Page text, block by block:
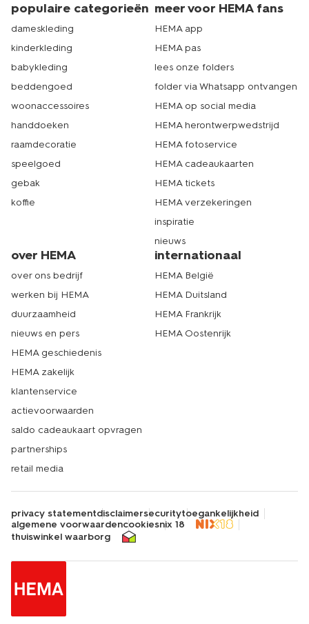
populaire categorieën
dameskleding
kinderkleding
babykleding
beddengoed
woonaccessoires
handdoeken
raamdecoratie
speelgoed
gebak
koffie
meer voor HEMA fans
HEMA app
HEMA pas
lees onze folders
folder via Whatsapp ontvangen
HEMA op social media
HEMA herontwerpwedstrijd
HEMA fotoservice
HEMA cadeaukaarten
HEMA tickets
HEMA verzekeringen
inspiratie
nieuws
over HEMA
over ons bedrijf
werken bij HEMA
duurzaamheid
nieuws en pers
HEMA geschiedenis
HEMA zakelijk
klantenservice
actievoorwaarden
saldo cadeaukaart opvragen
partnerships
retail media
internationaal
HEMA België
HEMA Duitsland
HEMA Frankrijk
HEMA Oostenrijk
privacy statementdisclaimersecuritytoegankelijkheid
algemene voorwaardencookiesnix 18
thuiswinkel waarborg